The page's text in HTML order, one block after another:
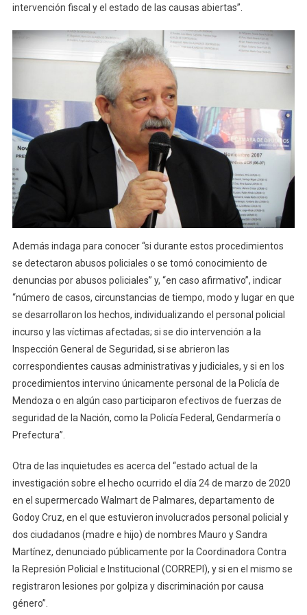
intervención fiscal y el estado de las causas abiertas”.
Además indaga para conocer “si durante estos procedimientos
se detectaron abusos policiales o se tomó conocimiento de
denuncias por abusos policiales” y, “en caso afirmativo”, indicar
“número de casos, circunstancias de tiempo, modo y lugar en que
se desarrollaron los hechos, individualizando el personal policial
incurso y las víctimas afectadas; si se dio intervención a la
Inspección General de Seguridad, si se abrieron las
correspondientes causas administrativas y judiciales, y si en los
procedimientos intervino únicamente personal de la Policía de
Mendoza o en algún caso participaron efectivos de fuerzas de
seguridad de la Nación, como la Policía Federal, Gendarmería o
Prefectura”.
Otra de las inquietudes es acerca del “estado actual de la
investigación sobre el hecho ocurrido el día 24 de marzo de 2020
en el supermercado Walmart de Palmares, departamento de
Godoy Cruz, en el que estuvieron involucrados personal policial y
dos ciudadanos (madre e hijo) de nombres Mauro y Sandra
Martínez, denunciado públicamente por la Coordinadora Contra
la Represión Policial e Institucional (CORREPI), y si en el mismo se
registraron lesiones por golpiza y discriminación por causa
género”.